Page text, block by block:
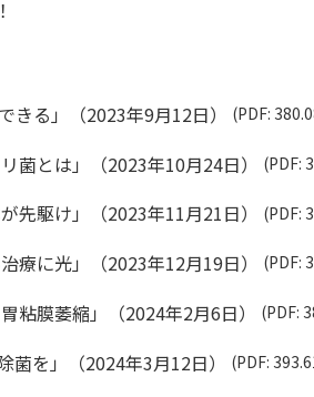
る」（2023年9月12日） (PDF:
菌とは」（2023年10月24日） (PDF:
先駆け」（2023年11月21日） (PDF:
療に光」（2023年12月19日） (PDF:
粘膜萎縮」（2024年2月6日） (PDF:
を」（2024年3月12日） (PDF: